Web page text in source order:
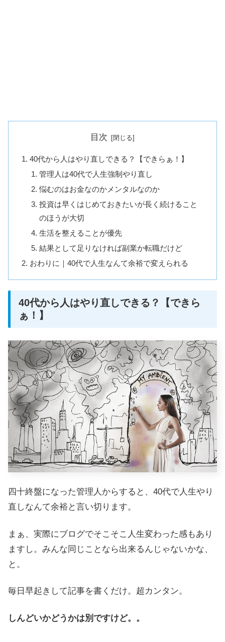
目次
40代から人はやり直しできる？【できらぁ！】
管理人は40代で人生強制やり直し
悩むのはお金なのかメンタルなのか
投資は早くはじめておきたいが長く続けること
のほうが大切
生活を整えることが優先
結果として足りなければ副業か転職だけど
おわりに｜40代で人生なんて余裕で変えられる
40代から人はやり直しできる？【できら
ぁ！】
四十終盤になった管理人からすると、40代で人生やり
直しなんて余裕と言い切ります。
まぁ、実際にブログでそこそこ人生変わった感もあり
ますし。みんな同じことなら出来るんじゃないかな、
と。
毎日早起きして記事を書くだけ。超カンタン。
しんどいかどうかは別ですけど。。